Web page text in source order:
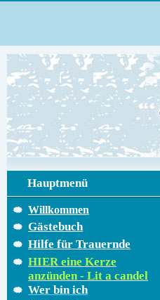
Hauptmenü
Willkommen
Gästebuch
Hilfe für Trauernde
HIER eine Kerze
anzünden - Lit a candel
Wer bin ich